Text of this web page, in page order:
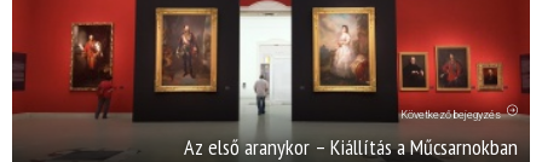
Következő bejegyzés
Az első aranykor – Kiállítás a Műcsarnokban